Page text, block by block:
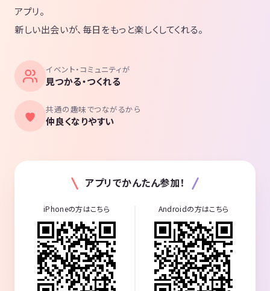
アプリ。
新しい出会いが、毎日をもっと楽しくしてくれる。
イベント・コミュニティが
見つかる・つくれる
共通の趣味でつながるから
仲良くなりやすい
アプリでかんたん参加！
iPhoneの方はこちら Androidの方はこちら